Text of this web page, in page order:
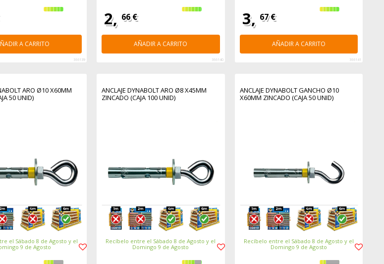
A CARRITO
366139
2, 66 €
AÑADIR A CARRITO
366140
3, 67 €
AÑADIR A CARRITO
366141
ARO Ø10 X60MM
50 UNID)
el Sábado 8 de Agosto y el
9 de Agosto
ANCLAJE DYNABOLT ARO Ø8 X45MM
ZINCADO (CAJA 100 UNID)
Recíbelo entre el Sábado 8 de Agosto y el
Domingo 9 de Agosto
ANCLAJE DYNABOLT GANCHO Ø10
X60MM ZINCADO (CAJA 50 UNID)
Recíbelo entre el Sábado 8 de Agosto y el
Domingo 9 de Agosto